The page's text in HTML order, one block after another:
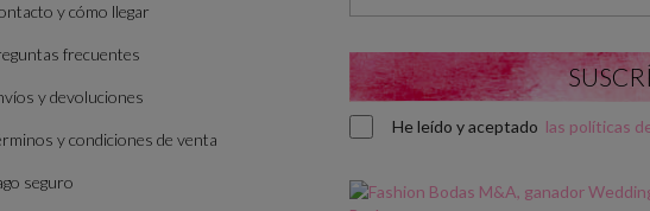
y cómo llegar
frecuentes
y devoluciones
y condiciones de venta
seguro
He leído y aceptado las políticas